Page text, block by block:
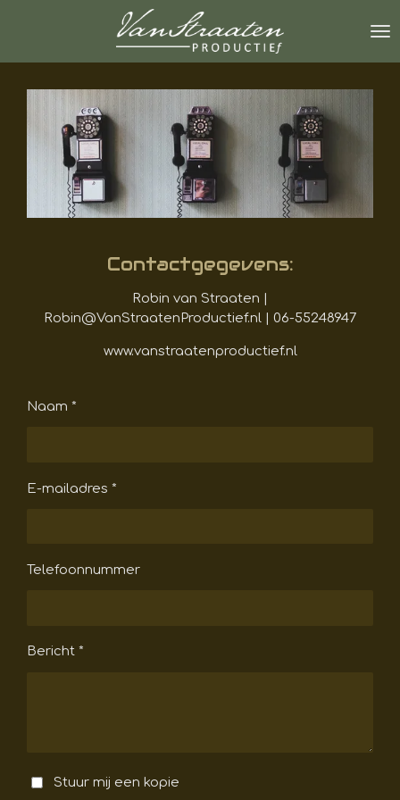
hoofdinhoud
Contactgegevens:
Robin van Straaten |
Robin@VanStraatenProductief.nl | 06-55248947
www.vanstraatenproductief.nl
Naam *
E-mailadres *
Telefoonnummer
Bericht *
Stuur mij een kopie